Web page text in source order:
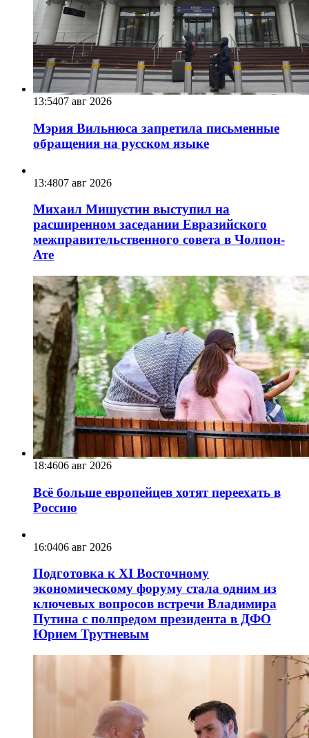
13:5407 авг 2026
Мэрия Вильнюса запретила письменные
обращения на русском языке
13:4807 авг 2026
Михаил Мишустин выступил на
расширенном заседании Евразийского
межправительственного совета в Чолпон-
Ате
18:4606 авг 2026
Всё больше европейцев хотят переехать в
Россию
16:0406 авг 2026
Подготовка к XI Восточному
экономическому форуму стала одним из
ключевых вопросов встречи Владимира
Путина с полпредом президента в ДФО
Юрием Трутневым